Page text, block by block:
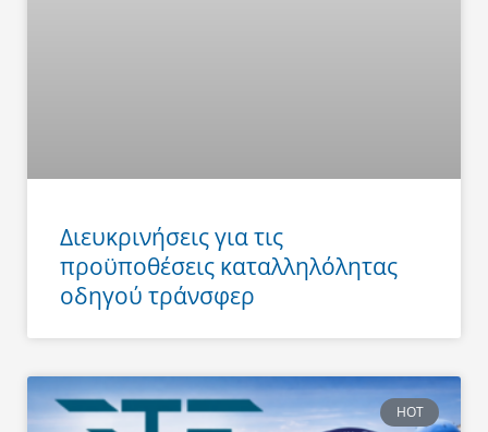
Διευκρινήσεις για τις
προϋποθέσεις καταλληλόλητας
οδηγού τράνσφερ
HOT